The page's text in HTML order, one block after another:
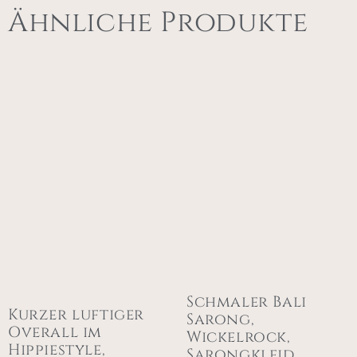
Ähnliche Produkte
Kurzer luftiger
Overall im
Hippiestyle,
Schmaler Bali
Sarong,
Wickelrock,